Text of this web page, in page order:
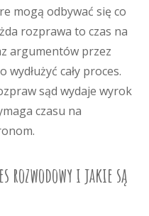
mogą odbywać się co
rozprawa to czas na
argumentów przez
cały proces.
sąd wydaje wyrok
czasu na
rozwodowy i jakie są